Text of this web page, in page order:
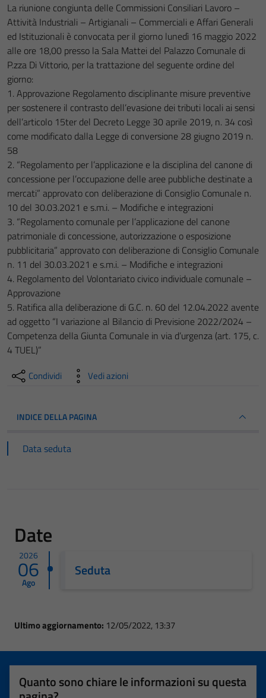
La riunione congiunta delle Commissioni Consiliari Lavoro –
Attività Industriali – Artigianali – Commerciali e Affari Generali
ed Istituzionali è convocata per il giorno lunedì 16 maggio 2022
alle ore 18,00 presso la Sala Mattei del Palazzo Comunale di
P.zza Di Vittorio, per la trattazione del seguente ordine del
giorno:
1. Approvazione Regolamento disciplinante misure preventive
per sostenere il contrasto dell’evasione dei tributi locali ai sensi
dell’articolo 15ter del Decreto Legge 30 aprile 2019, n. 34 così
come modificato dalla Legge di conversione 28 giugno 2019 n.
58
2. “Regolamento per l’applicazione e la disciplina del canone di
concessione per l’occupazione delle aree pubbliche destinate a
mercati” approvato con deliberazione di Consiglio Comunale n.
10 del 30.03.2021 e s.m.i. – Modifiche e integrazioni
3. “Regolamento comunale per l’applicazione del canone
patrimoniale di concessione, autorizzazione o esposizione
pubblicitaria” approvato con deliberazione di Consiglio Comunale
n. 11 del 30.03.2021 e s.m.i. – Modifiche e integrazioni
4. Regolamento del Volontariato civico individuale comunale –
Approvazione
5. Ratifica alla deliberazione di G.C. n. 60 del 12.04.2022 avente
ad oggetto “I variazione al Bilancio di Previsione 2022/2024 –
Competenza della Giunta Comunale in via d’urgenza (art. 175, c.
4 TUEL)”
Condividi Vedi azioni
INDICE DELLA PAGINA
Data seduta
Date
2026
06
Ago
Seduta
Ultimo aggiornamento: 12/05/2022, 13:37
Quanto sono chiare le informazioni su questa